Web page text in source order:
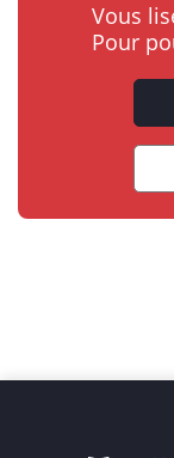
Vous
Pour